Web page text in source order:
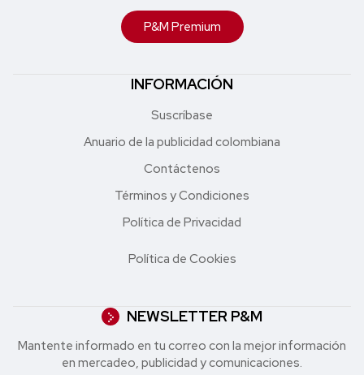
P&M Premium
INFORMACIÓN
Suscríbase
Anuario de la publicidad colombiana
Contáctenos
Términos y Condiciones
Política de Privacidad
Política de Cookies
NEWSLETTER P&M
Mantente informado en tu correo con la mejor in formación
en mercadeo, publicidad y comunicaciones.